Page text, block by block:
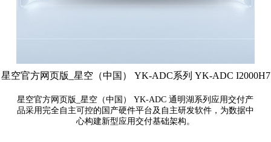
星空官方网页版_星空（中国） YK-ADC系列 YK-ADC I2000H7
星空官方网页版_星空（中国） YK-ADC 通明湖系列应用交付产
品采用完全自主可控的国产硬件平台及自主研发软件，为数据中
心构建新型应用交付基础架构。